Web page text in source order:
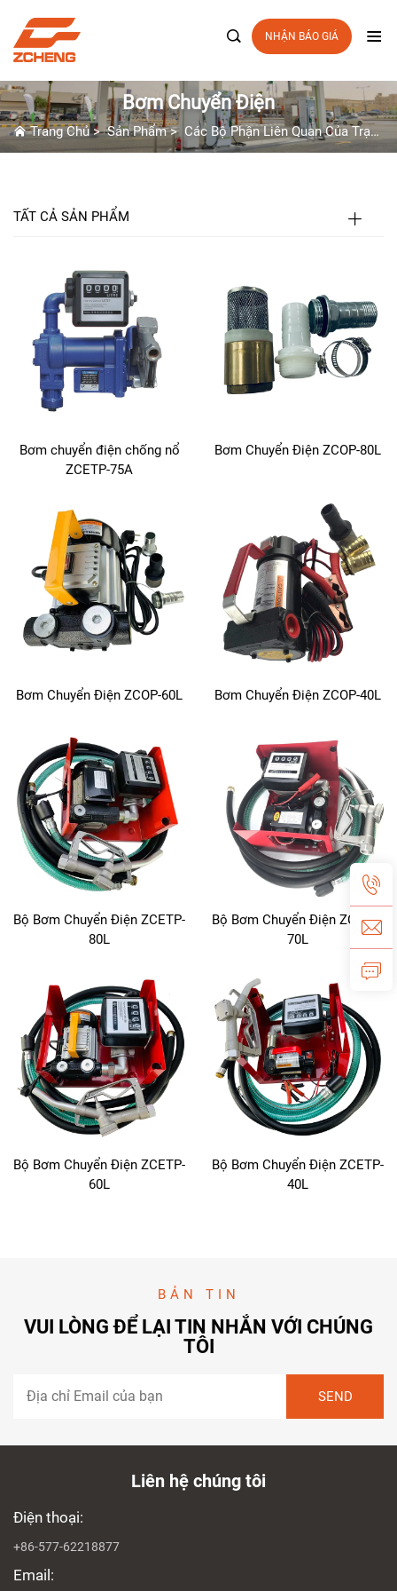
 NHẬN BÁO GIÁ
Bơm Chuyển Điện
Trang Chủ>Sản Phẩm> Các Bộ Phận Liên Quan Của Trạm Xăng
TẤT CẢ SẢN PHẨM
Bơm chuyển điện chống nổ
ZCETP-75A
Bơm Chuyển Điện ZCOP-80L
Bơm Chuyển Điện ZCOP-60L Bơm Chuyển Điện ZCOP-40L
Bộ Bơm Chuyển Điện ZCETP-
80L
Bộ Bơm Chuyển Điện ZCETP-
70L
Bộ Bơm Chuyển Điện ZCETP-
60L
Bộ Bơm Chuyển Điện ZCETP-
40L
BẢN TIN
VUI LÒNG ĐỂ LẠI TIN NHẮN VỚI CHÚNG
TÔI
Liên hệ chúng tôi
Điện thoại:
+86-577-62218877
Email: